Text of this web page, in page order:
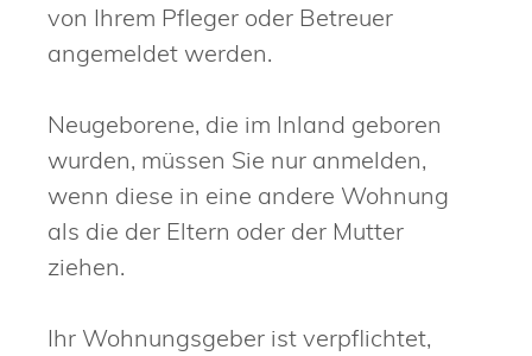
von Ihrem Pfleger oder Betreuer
angemeldet werden.
Neugeborene, die im Inland geboren
wurden, müssen Sie nur anmelden,
wenn diese in eine andere Wohnung
als die der Eltern oder der Mutter
ziehen.
Ihr Wohnungsgeber ist verpflichtet,